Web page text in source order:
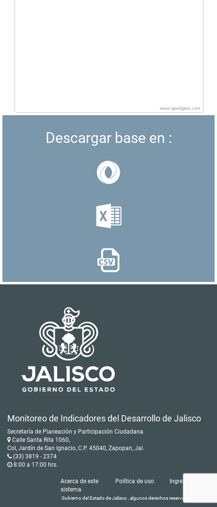
www.jqwidgets.com
Descargar base en :
Monitoreo de Indicadores del Desarrollo de Jalisco
Secretaría de Planeación y Participación Ciudadana
Calle Santa Rita 1060,
Col, Jardín de San Ignacio, C.P. 45040, Zapopan, Jal.
(33) 3819 - 2374
8:00 a 17:00 hrs.
Acerca de este
sistema
Política de uso Ingresar
Gobierno del Estado de Jalisco , algunos derechos reservados © 2016